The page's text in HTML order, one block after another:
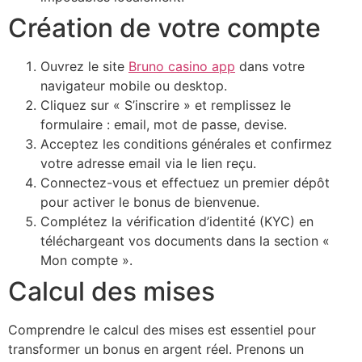
Création de votre compte
Ouvrez le site Bruno casino app dans votre
navigateur mobile ou desktop.
Cliquez sur « S’inscrire » et remplissez le
formulaire : email, mot de passe, devise.
Acceptez les conditions générales et confirmez
votre adresse email via le lien reçu.
Connectez-vous et effectuez un premier dépôt
pour activer le bonus de bienvenue.
Complétez la vérification d’identité (KYC) en
téléchargeant vos documents dans la section «
Mon compte ».
Calcul des mises
Comprendre le calcul des mises est essentiel pour
transformer un bonus en argent réel. Prenons un